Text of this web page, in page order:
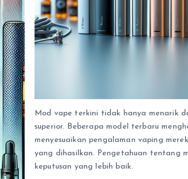
Mod vape terkini tidak hanya menarik
superior. Beberapa model terbaru
menyesuaikan pengalaman vaping
yang dihasilkan. Pengetahuan tentang
keputusan yang lebih baik.